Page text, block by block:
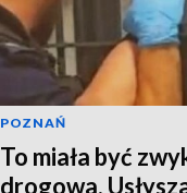
POZNAŃ
To miała być
drogowa.